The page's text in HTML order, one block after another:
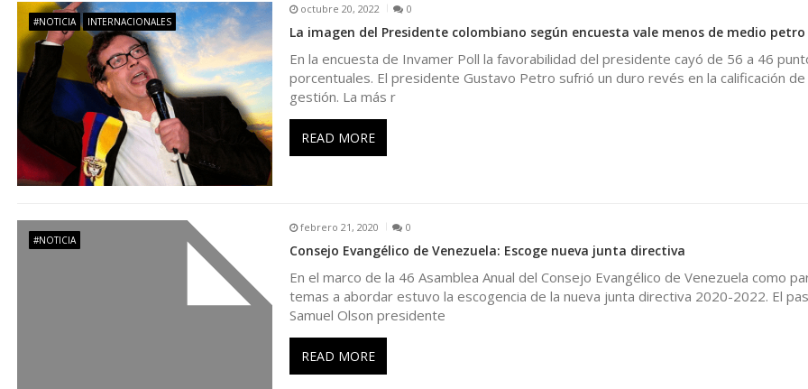
n
d
e
e
t
#NOTICIA INTERNACIONALES
octubre 20, 2022 0
La imagen del Presidente colombiano según encuesta vale menos de medio petro
En la encuesta de Invamer Poll la favorabilidad del presidente cayó de 56 a 46
porcentuales. El presidente Gustavo Petro sufrió un duro revés en la calificación de
gestión. La más r
READ MORE
#NOTICIA
febrero 21, 2020 0
Consejo Evangélico de Venezuela: Escoge nueva junta directiva
En el marco de la 46 Asamblea Anual del Consejo Evangélico de Venezuela como
temas a abordar estuvo la escogencia de la nueva junta directiva 2020-2022. El
Samuel Olson presidente
READ MORE